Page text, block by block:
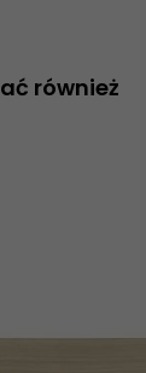
również